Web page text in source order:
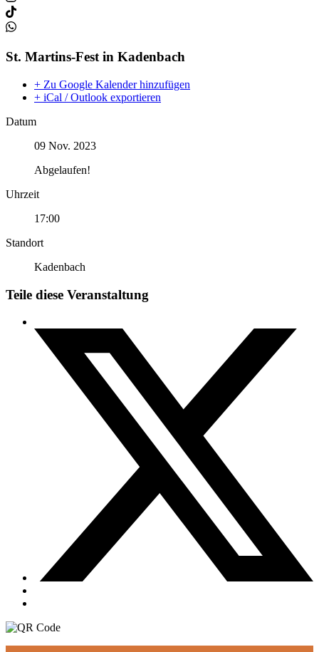
St. Martins-Fest in Kadenbach
+ Zu Google Kalender hinzufügen
+ iCal / Outlook exportieren
Datum
09 Nov. 2023
Abgelaufen!
Uhrzeit
17:00
Standort
Kadenbach
Teile diese Veranstaltung